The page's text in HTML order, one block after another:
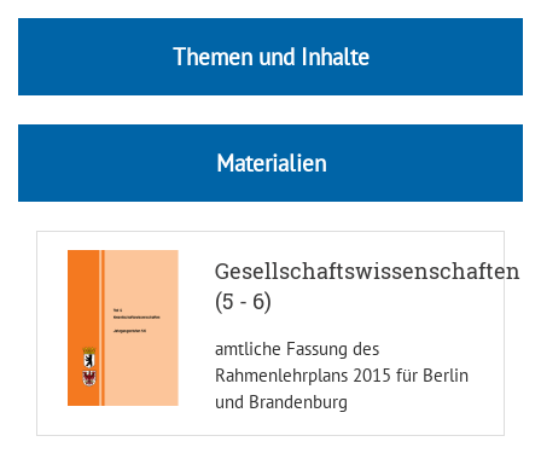
Themen und Inhalte
Materialien
Gesellschaftswissenschaften
(5 - 6)
amtliche Fassung des
Rahmenlehrplans 2015 für Berlin
und Brandenburg